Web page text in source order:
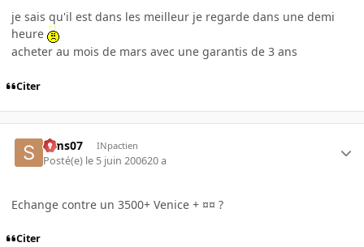
je sais qu'il est dans les meilleur je regarde dans une demi
heure
acheter au mois de mars avec une garantis de 3 ans
Citer
Sims07 INpactien
Posté(e) le 5 juin 200620 a
Echange contre un 3500+ Venice + ¤¤ ?
Citer